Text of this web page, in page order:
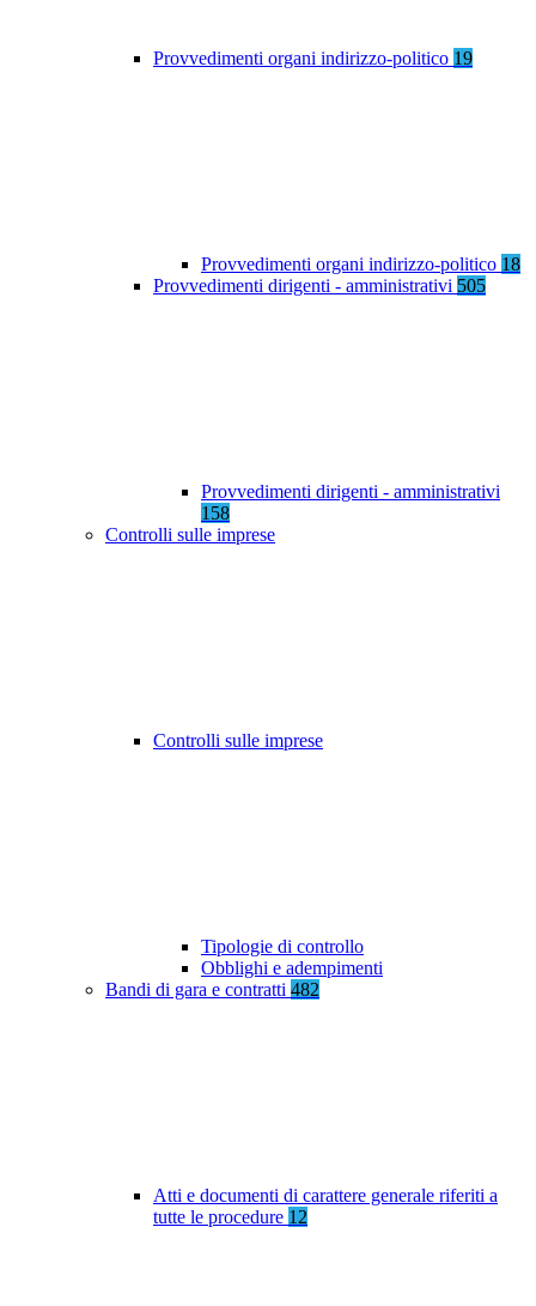
Provvedimenti organi indirizzo-politico 19
Provvedimenti organi indirizzo-politico 18
Provvedimenti dirigenti - amministrativi 505
Provvedimenti dirigenti - amministrativi
158
Controlli sulle imprese
Controlli sulle imprese
Tipologie di controllo
Obblighi e adempimenti
Bandi di gara e contratti 482
Atti e documenti di carattere generale riferiti a
tutte le procedure 12